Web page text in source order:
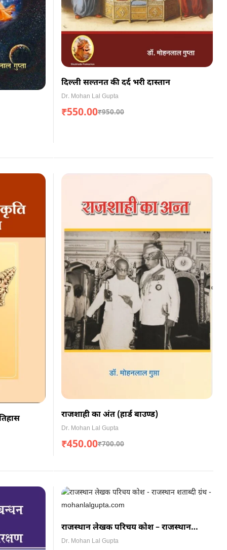
दिल्ली सल्तनत की दर्द भरी दास्तान
Dr. Mohan Lal Gupta
₹950.00
₹550.00
राजशाही का अंत (हार्ड बाउण्ड)
Dr. Mohan Lal Gupta
₹700.00
₹450.00
राजस्थान लेखक परिचय कोश – राजस्थान
शताब्दी ग्रंथ
Dr. Mohan Lal Gupta